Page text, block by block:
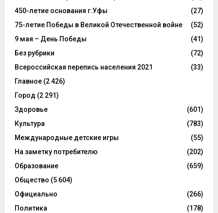
450-летие основания г.Уфы
(27)
75-летие Победы в Великой Отечественной войне
(52)
9 мая – День Победы
(41)
Без рубрики
(72)
Всероссийская перепись населения 2021
(33)
Главное (2 426)
Город (2 291)
Здоровье
(601)
Культура
(783)
Международные детские игры
(55)
На заметку потребителю
(202)
Образование
(659)
Общество (5 604)
Официально
(266)
Политика
(178)